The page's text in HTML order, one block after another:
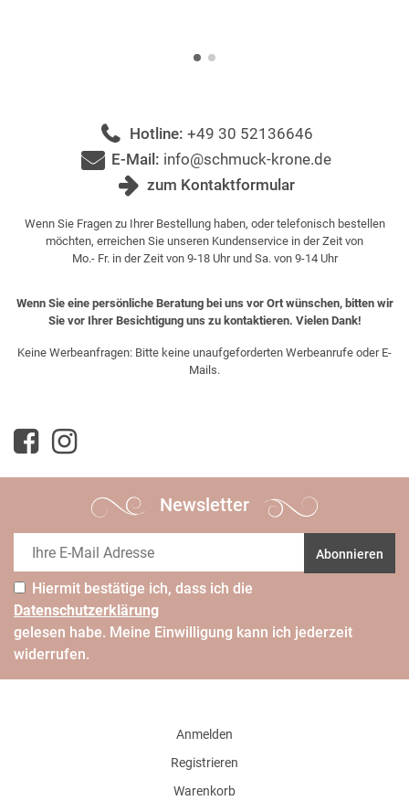
Hotline: +49 30 52136646
E-Mail: info@schmuck-krone.de
zum Kontaktformular
Wenn Sie Fragen zu Ihrer Bestellung haben, oder telefonisch bestellen
möchten, erreichen Sie unseren Kundenservice in der Zeit von
Mo.- Fr. in der Zeit von 9-18 Uhr und Sa. von 9-14 Uhr
Wenn Sie eine persönliche Beratung bei uns vor Ort wünschen, bitten wir
Sie vor Ihrer Besichtigung uns zu kontaktieren. Vielen Dank!
Keine Werbeanfragen: Bitte keine unaufgeforderten Werbeanrufe oder E-
Mails.
Newsletter
Abonnieren
Hiermit bestätige ich, dass ich die
Daten­schutz­erklärung
gelesen habe. Meine Einwilligung kann ich jederzeit
widerrufen.
Anmelden
Registrieren
Warenkorb